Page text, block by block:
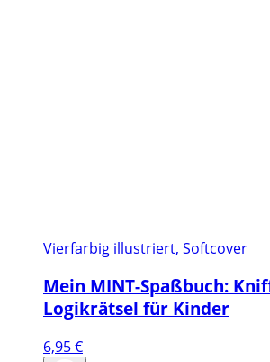
Vierfarbig illustriert, Softcover
Mein MINT-Spaßbuch:
Logikrätsel für Kinder
6,95€